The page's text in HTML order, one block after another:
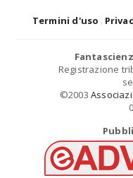
Termini d'uso
Registrazione
©2003